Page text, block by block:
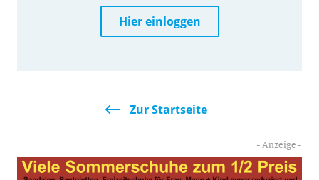
Hier einloggen
Zur Startseite